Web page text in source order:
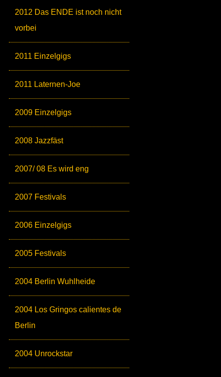
2012 Das ENDE ist noch nicht
vorbei
2011 Einzelgigs
2011 Laternen-Joe
2009 Einzelgigs
2008 Jazzfäst
2007/ 08 Es wird eng
2007 Festivals
2006 Einzelgigs
2005 Festivals
2004 Berlin Wuhlheide
2004 Los Gringos calientes de
Berlin
2004 Unrockstar